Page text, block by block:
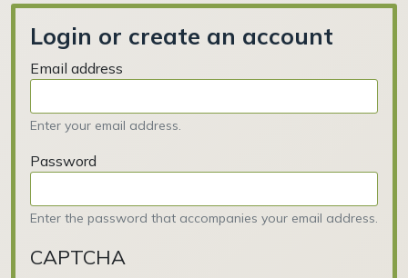
Login or create an account
Email address
Enter your email address.
Password
Enter the password that accompanies your email address.
CAPTCHA